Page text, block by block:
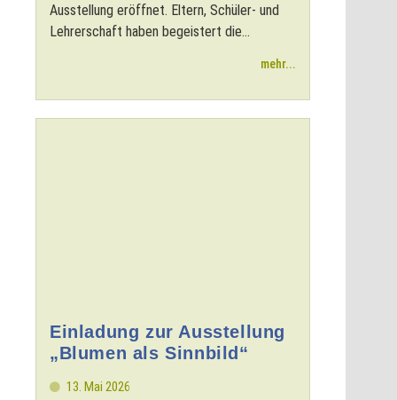
Ausstellung eröffnet. Eltern, Schüler- und
Lehrerschaft haben begeistert die...
mehr...
Einladung zur Ausstellung
„Blumen als Sinnbild“
13. Mai 2026